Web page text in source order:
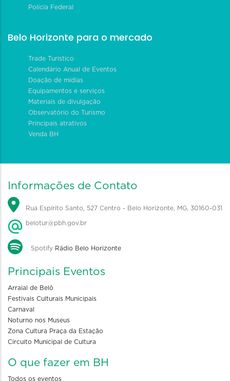
Polícia Federal
Belo Horizonte para o mercado
Trade Turístico
Calendário Anual de Eventos
Doação de mídias
Equipamentos e serviços
Materiais de divulgação
Observatório do Turismo
Principais atrativos
Venda BH
Informações de Contato
Rua Espírito Santo, 527 Centro - Belo Horizonte, MG, 30160-031
belotur@pbh.gov.br
Spotify Rádio Belo Horizonte
Principais Eventos
Arraial de Belô
Festivais Culturais Municipais
Carnaval
Noturno nos Museus
Zona Cultura Praça da Estação
Circuito Municipal de Cultura
O que fazer em BH
Todos os eventos